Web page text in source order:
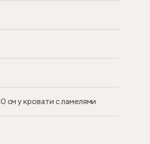
см у кровати с ламелями